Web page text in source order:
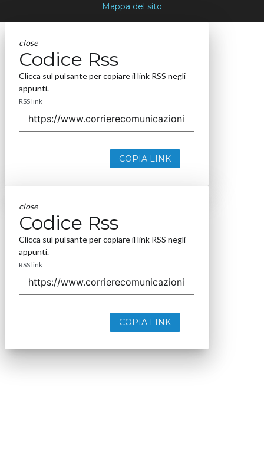
Mappa del sito
close
Codice Rss
Clicca sul pulsante per copiare il link RSS negli
appunti.
RSS link
COPIA LINK
close
Codice Rss
Clicca sul pulsante per copiare il link RSS negli
appunti.
RSS link
COPIA LINK